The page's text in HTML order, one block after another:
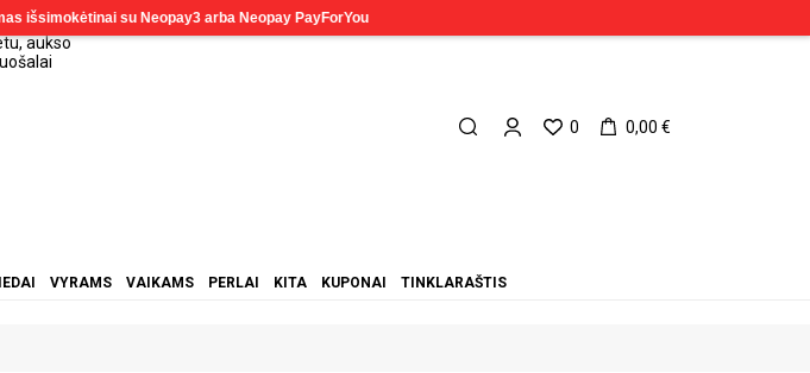
0 0,00 €
VYRAMS VAIKAMS PERLAI KITA KUPONAI TINKLARAŠTIS